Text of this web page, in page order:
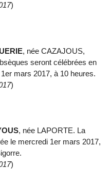
)
, née CAZAJOUS,
seront célébrées en
mars 2017, à 10 heures.
)
, née LAPORTE. La
le mercredi 1er mars 2017,
)